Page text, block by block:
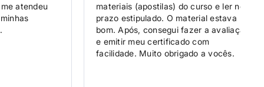
atendeu
materiais (apostilas) do curso e ler no
prazo estipulado. O material estava
bom. Após, consegui fazer a avaliação
e emitir meu certificado com
facilidade. Muito obrigado a vocês.